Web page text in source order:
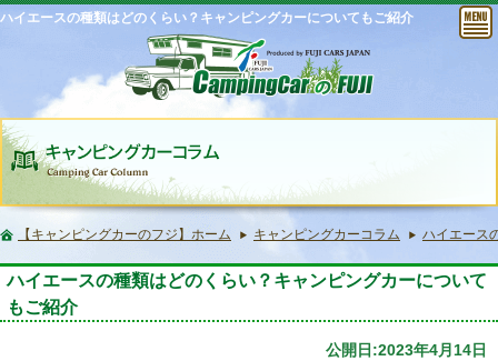
ハイエースの種類はどのくらい？キャンピングカーについてもご紹介
【キャンピングカーのフジ】ホーム キャンピングカーコラム ハイエース
ハイエースの種類はどのくらい？キャンピングカーについて
もご紹介
公開日:2023年4月14日